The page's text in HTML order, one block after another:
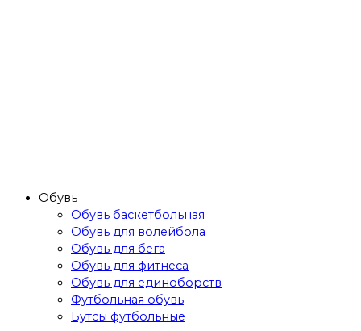
Обувь
Обувь баскетбольная
Обувь для волейбола
Обувь для бега
Обувь для фитнеса
Обувь для единоборств
Футбольная обувь
Бутсы футбольные